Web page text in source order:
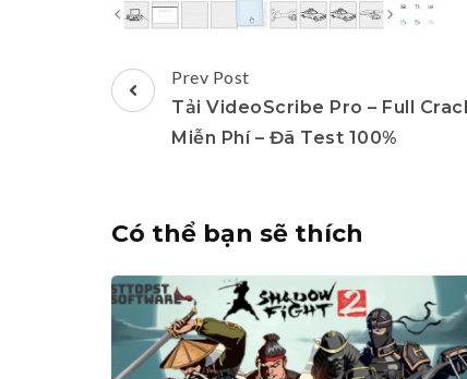
Post
Navigation
Prev Post
Tải VideoScribe Pro – Full
Miễn Phí – Đã Test 100%
Có thể bạn sẽ thích